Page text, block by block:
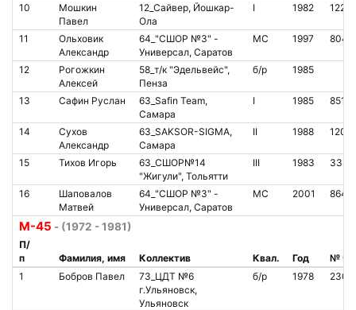
10
Мошкин
Павел
12_Сайвер, Йошкар-
Ола
I 1982
11
Ольховик
Александр
64_"СШОР №3" -
Универсал, Саратов
МС 1997
12
Рогожкин
Алексей
58_т/к "Эдельвейс",
Пенза
б/р 1985
13 Сафин Руслан
63_Safin Team,
Самара
I 1985
14
Сухов
Александр
63_SAKSOR-SIGMA,
Самара
II 1988
15 Тихов Игорь
63_СШОР№14
"Жигули", Тольятти
III 1983
16
Шаповалов
Матвей
64_"СШОР №3" -
Универсал, Саратов
МС 2001
М-45 - (1972 - 1981)
П/
п
Фамилия, имя Коллектив Квал. Год
№
1
Бобров Павел
73_ЦДТ №6
г.Ульяновск,
Ульяновск
б/р 1978